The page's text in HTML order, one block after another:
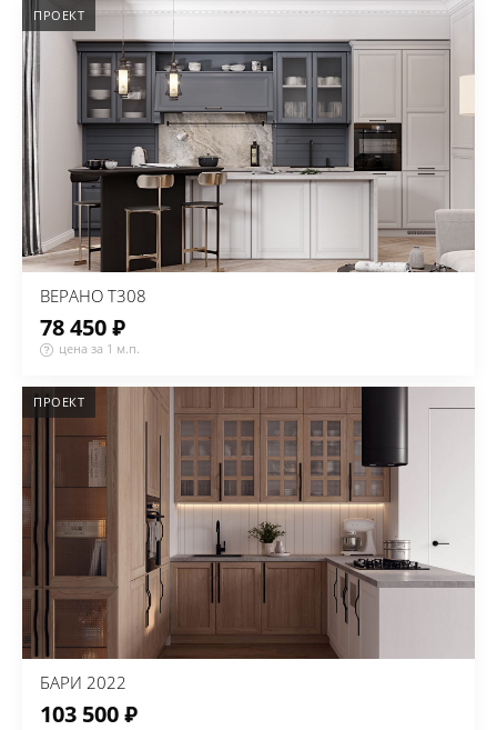
ПРОЕКТ
ВЕРАНО Т308
78 450 ₽
цена за 1 м.п.
ПРОЕКТ
БАРИ 2022
103 500 ₽